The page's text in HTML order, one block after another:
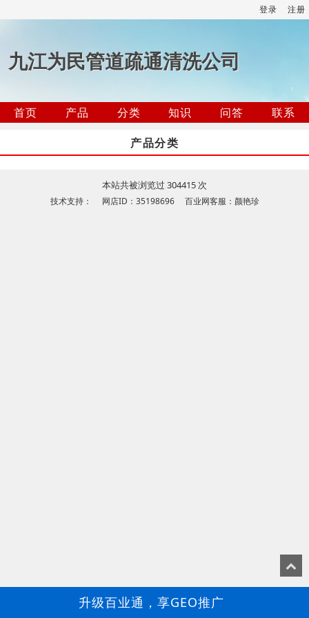
登录 注册
九江为民管道疏通清洗公司
首页 产品 分类 知识 问答
联系
产品分类
本站共被浏览过 304415 次
技术支持： 网店ID：35198696 百业网客服：颜艳珍
升级百业通，享GEO推广